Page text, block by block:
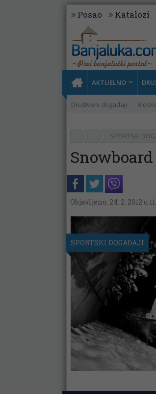
Posao Katalozi
AKTUELNO
Društveni događaji
SPORTSKI
Objavljeno: 24. 2. 2012 u
SPORTSKI DOGAĐAJI